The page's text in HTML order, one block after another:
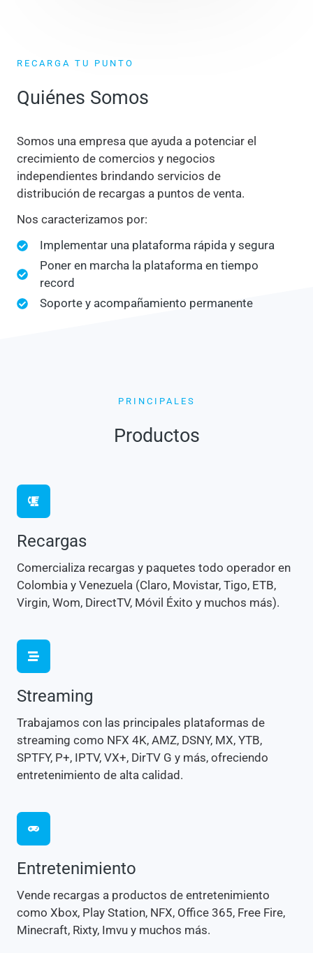
RECARGA TU PUNTO
Quiénes Somos
Somos una empresa que ayuda a potenciar el
crecimiento de comercios y negocios
independientes brindando servicios de
distribución de recargas a puntos de venta.
Nos caracterizamos por:
Implementar una plataforma rápida y segura
Poner en marcha la plataforma en tiempo
record
Soporte y acompañamiento permanente
PRINCIPALES
Productos
Recargas
Comercializa recargas y paquetes todo operador en
Colombia y Venezuela (Claro, Movistar, Tigo, ETB,
Virgin, Wom, DirectTV, Móvil Éxito y muchos más).
Streaming
Trabajamos con las principales plataformas de
streaming como NFX 4K, AMZ, DSNY, MX, YTB,
SPTFY, P+, IPTV, VX+, DirTV G y más, ofreciendo
entretenimiento de alta calidad.
Entretenimiento
Vende recargas a productos de entretenimiento
como Xbox, Play Station, NFX, Office 365, Free Fire,
Minecraft, Rixty, Imvu y muchos más.